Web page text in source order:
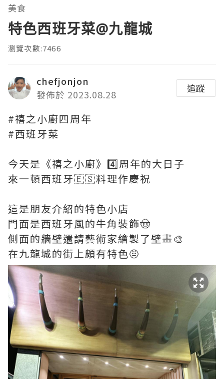
美食
特色西班牙菜@九龍城
瀏覽次數:7466
chefjonjon
發佈於 2023.08.28
追蹤
#禧之小廚四周年
#西班牙菜
今天是《禧之小廚》4️⃣周年的大日子
來一頓西班牙🇪🇸料理作慶祝
這是朋友介紹的特色小店
門面是西班牙風的牛角裝飾🤠
側面的牆壁還請藝術家繪製了壁畫🎨
在九龍城的街上頗有特色🤨